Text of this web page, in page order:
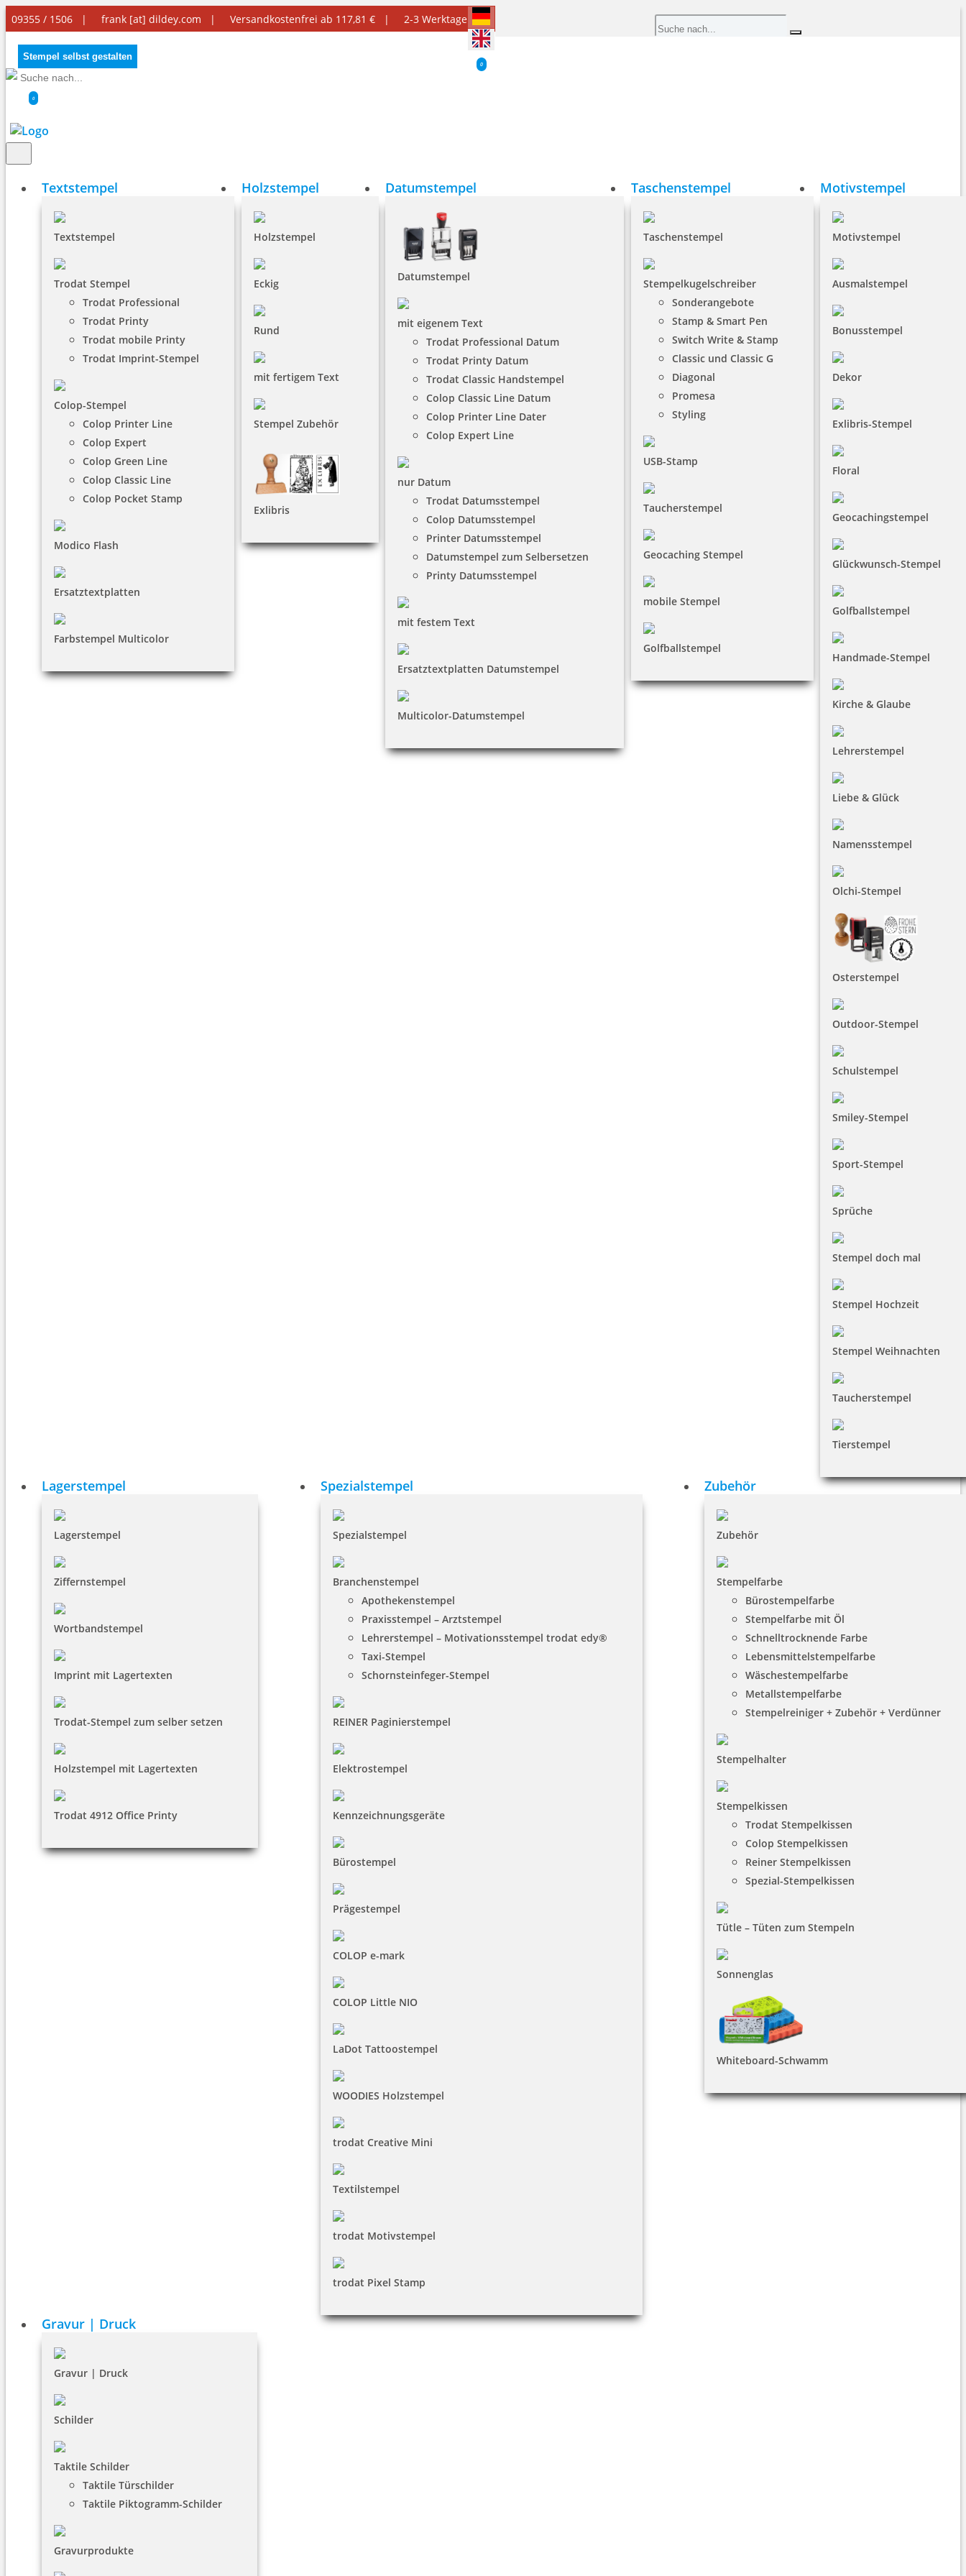
09355 / 1506 | frank [at] dildey.com | Versandkostenfrei ab 117,81 € | 2-3 Werktage
0
Stempel selbst gestalten
0
Textstempel
Textstempel
Trodat Stempel
Trodat Professional
Trodat Printy
Trodat mobile Printy
Trodat Imprint-Stempel
Colop-Stempel
Colop Printer Line
Colop Expert
Colop Green Line
Colop Classic Line
Colop Pocket Stamp
Modico Flash
Ersatztextplatten
Farbstempel Multicolor
Holzstempel
Holzstempel
Eckig
Rund
mit fertigem Text
Stempel Zubehör
Exlibris
Datumstempel
Datumstempel
mit eigenem Text
Trodat Professional Datum
Trodat Printy Datum
Trodat Classic Handstempel
Colop Classic Line Datum
Colop Printer Line Dater
Colop Expert Line
nur Datum
Trodat Datumsstempel
Colop Datumsstempel
Printer Datumsstempel
Datumstempel zum Selbersetzen
Printy Datumsstempel
mit festem Text
Ersatztextplatten Datumstempel
Multicolor-Datumstempel
Taschenstempel
Taschenstempel
Stempelkugelschreiber
Sonderangebote
Stamp & Smart Pen
Switch Write & Stamp
Classic und Classic G
Diagonal
Promesa
Styling
USB-Stamp
Taucherstempel
Geocaching Stempel
mobile Stempel
Golfballstempel
Motivstempel
Motivstempel
Ausmalstempel
Bonusstempel
Dekor
Exlibris-Stempel
Floral
Geocachingstempel
Glückwunsch-Stempel
Golfballstempel
Handmade-Stempel
Kirche & Glaube
Lehrerstempel
Liebe & Glück
Namensstempel
Olchi-Stempel
Osterstempel
Outdoor-Stempel
Schulstempel
Smiley-Stempel
Sport-Stempel
Sprüche
Stempel doch mal
Stempel Hochzeit
Stempel Weihnachten
Taucherstempel
Tierstempel
Lagerstempel
Lagerstempel
Ziffernstempel
Wortbandstempel
Imprint mit Lagertexten
Trodat-Stempel zum selber setzen
Holzstempel mit Lagertexten
Trodat 4912 Office Printy
Spezialstempel
Spezialstempel
Branchenstempel
Apothekenstempel
Praxisstempel – Arztstempel
Lehrerstempel – Motivationsstempel trodat edy®
Taxi-Stempel
Schornsteinfeger-Stempel
REINER Paginierstempel
Elektrostempel
Kennzeichnungsgeräte
Bürostempel
Prägestempel
COLOP e-mark
COLOP Little NIO
LaDot Tattoostempel
WOODIES Holzstempel
trodat Creative Mini
Textilstempel
trodat Motivstempel
trodat Pixel Stamp
Zubehör
Zubehör
Stempelfarbe
Bürostempelfarbe
Stempelfarbe mit Öl
Schnelltrocknende Farbe
Lebensmittelstempelfarbe
Wäschestempelfarbe
Metallstempelfarbe
Stempelreiniger + Zubehör + Verdünner
Stempelhalter
Stempelkissen
Trodat Stempelkissen
Colop Stempelkissen
Reiner Stempelkissen
Spezial-Stempelkissen
Tütle – Tüten zum Stempeln
Sonnenglas
Whiteboard-Schwamm
Gravur | Druck
Gravur | Druck
Schilder
Taktile Schilder
Taktile Türschilder
Taktile Piktogramm-Schilder
Gravurprodukte